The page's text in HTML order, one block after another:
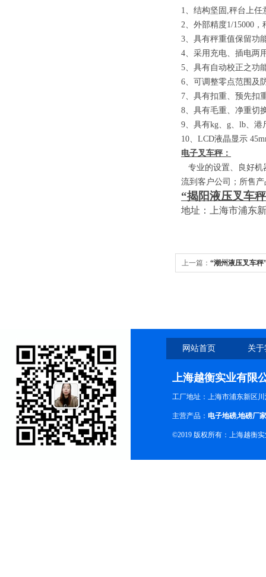
1、结构坚固 ,秤台上任
2、外部精度1/15000
3、具有秤重值保留功
4、采用充电、插电两
5、具有自动校正之功
6、可调整零点范围及
7、具有扣重、预先扣
8、具有毛重、净重切
9、具有kg、 g、 lb、港
10、 LCD液晶显示
电子叉车秤：
专业的设置、良好机
流到客户公司；所售
“揭阳液压叉车
地址：上海市浦东
上一篇： “潮州液压叉车秤
网站首页 关
上海越衡实业有限
工厂地址：上海市浦东新区川
主营产品： 电子地磅,地磅厂家
©2019 版权所有：上海越衡